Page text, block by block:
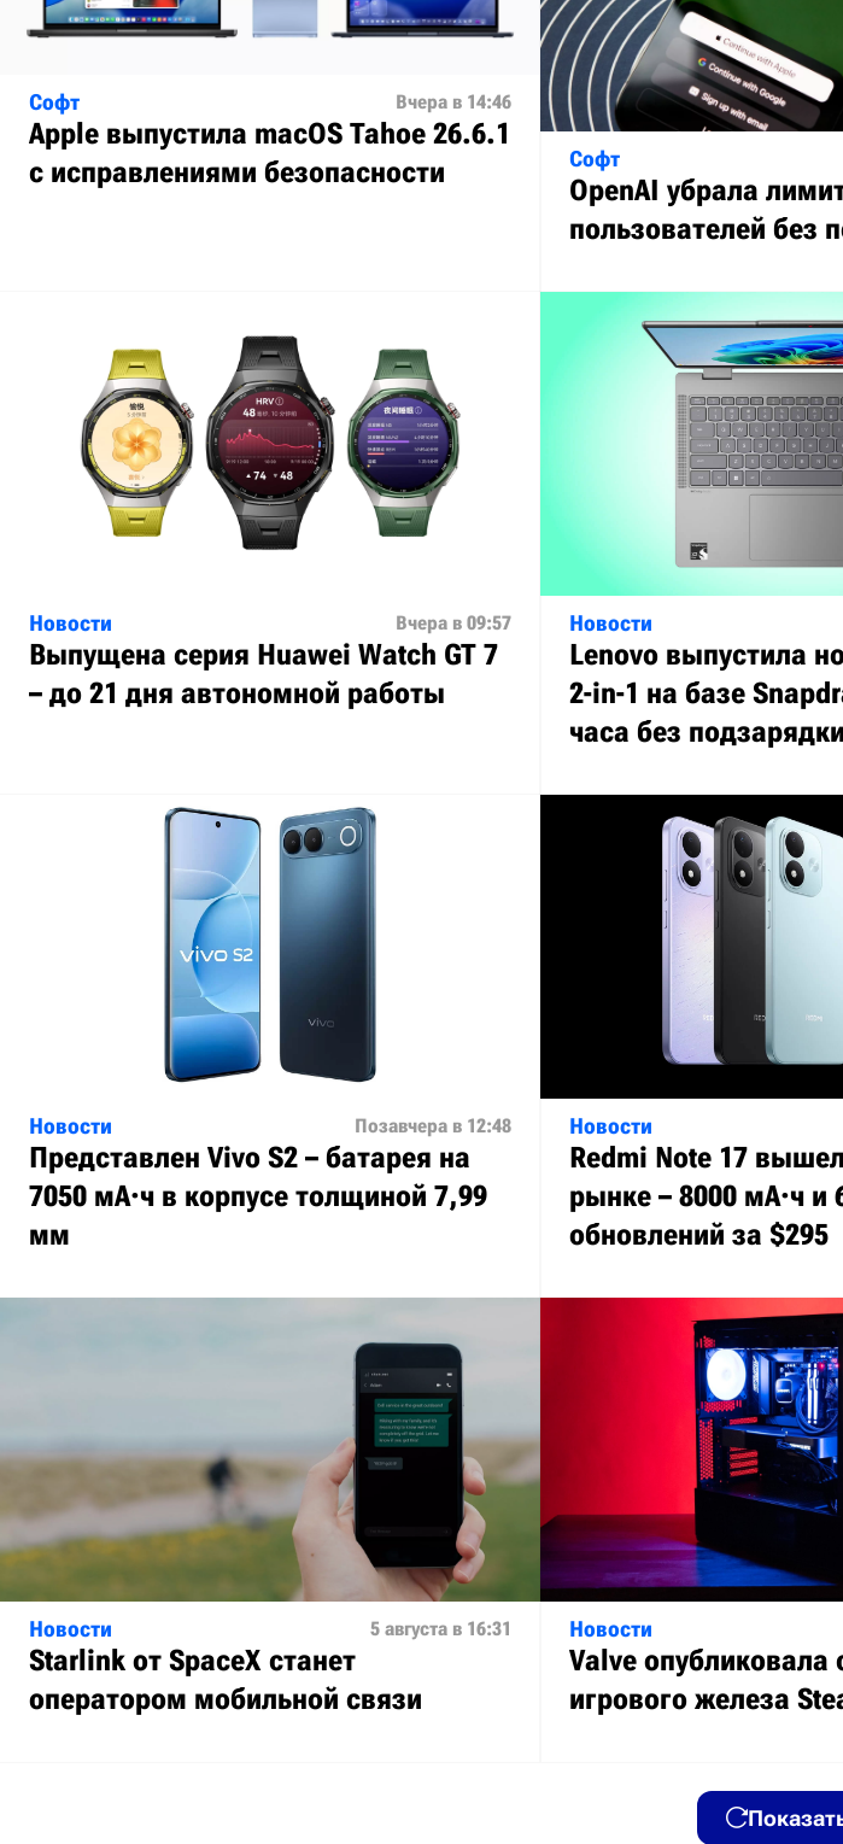
Софт Вчера в 14:46
Apple выпустила macOS Tahoe 26.6.1
с исправлениями безопасности
Софт
OpenAI убрала
пользователей без
Новости Вчера в 09:57
Выпущена серия Huawei Watch GT 7
– до 21 дня автономной работы
Новости
Lenovo выпустила
2-in-1 на базе
часа без подзарядки
Новости Позавчера в 12:48
Представлен Vivo S2 – батарея на
7050 мА·ч в корпусе толщиной 7,99
мм
Новости
Redmi Note 17
рынке – 8000 мА·ч и
обновлений за $295
Новости 5 августа в 16:31
Starlink от SpaceX станет
оператором мобильной связи
Новости
Valve опубликовала
игрового железа